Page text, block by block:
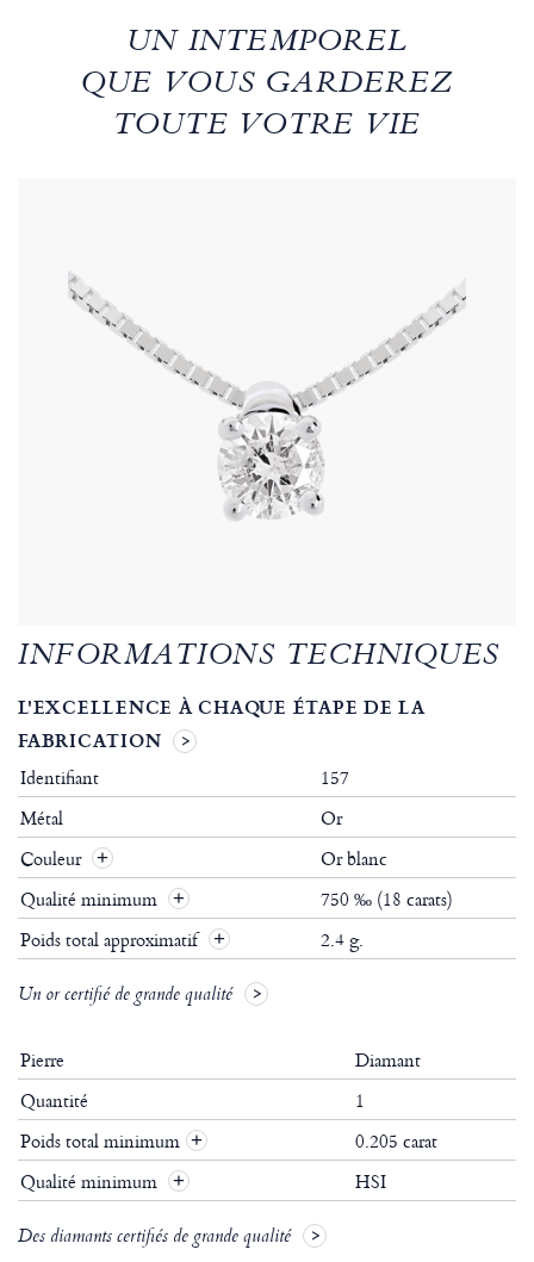
UN INTEMPOREL
QUE VOUS GARDEREZ
TOUTE VOTRE VIE
INFORMATIONS TECHNIQUES
L'EXCELLENCE À CHAQUE ÉTAPE DE LA
FABRICATION
Identifiant
157
Métal
Or
Couleur
Or blanc
Qualité minimum
750 ‰ (18 carats)
Poids total approximatif
2.4 g.
Un or certifié de grande qualité
Pierre
Diamant
Quantité
1
Poids total minimum +
0.205 carat
Qualité minimum
+ HSI
Des diamants certifiés de grande qualité